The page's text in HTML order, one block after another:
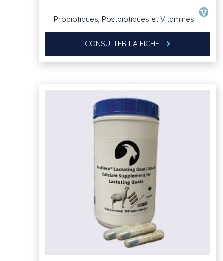
Probiotiques, Postbiotiques et Vitamines
CONSULTER LA FICHE